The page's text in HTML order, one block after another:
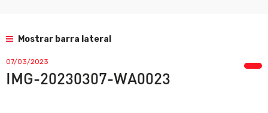
Mostrar barra lateral
07/03/2023
IMG-20230307-WA0023